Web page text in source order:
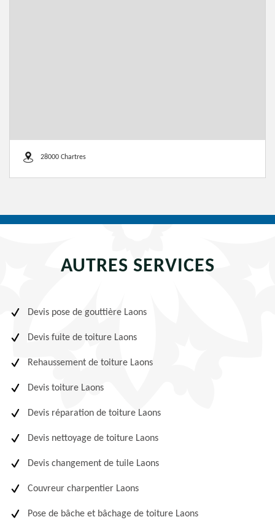
28000 Chartres
AUTRES SERVICES
Devis pose de gouttière Laons
Devis fuite de toiture Laons
Rehaussement de toiture Laons
Devis toiture Laons
Devis réparation de toiture Laons
Devis nettoyage de toiture Laons
Devis changement de tuile Laons
Couvreur charpentier Laons
Pose de bâche et bâchage de toiture Laons